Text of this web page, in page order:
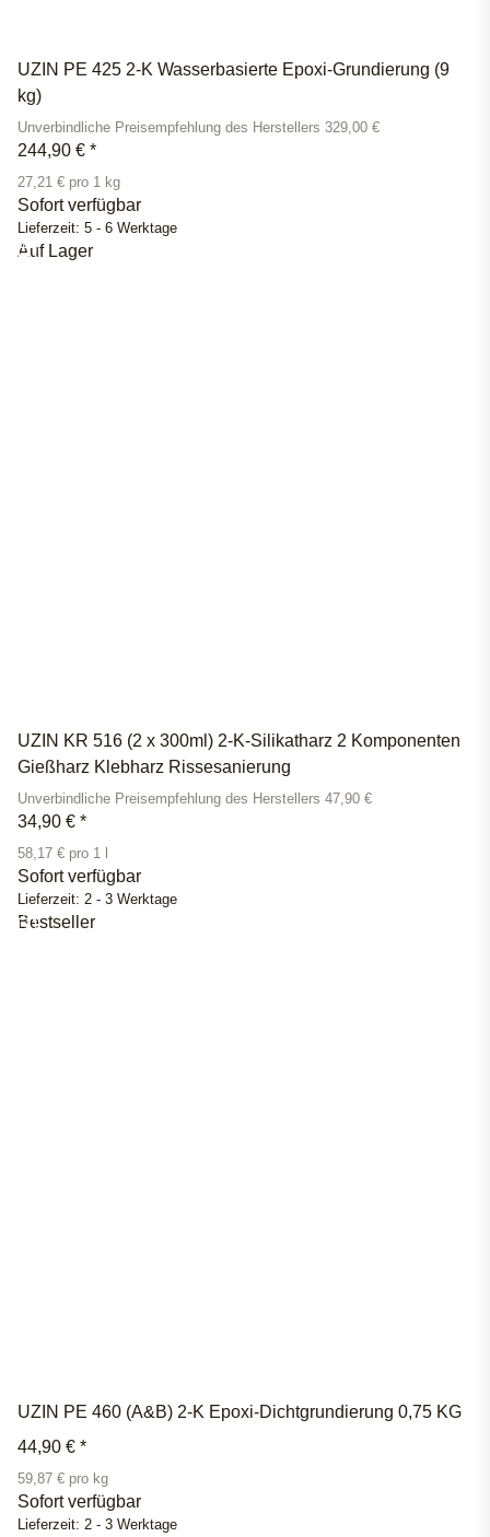
UZIN PE 425 2-K Wasserbasierte Epoxi-Grundierung (9
kg)
Unverbindliche Preisempfehlung des Herstellers 329,00 €
244,90 € *
27,21 € pro 1 kg
Sofort verfügbar
Lieferzeit: 5 - 6 Werktage
Auf Lager
UZIN KR 516 (2 x 300ml) 2-K-Silikatharz 2 Komponenten
Gießharz Klebharz Rissesanierung
Unverbindliche Preisempfehlung des Herstellers 47,90 €
34,90 € *
58,17 € pro 1 l
Sofort verfügbar
Lieferzeit: 2 - 3 Werktage
Bestseller
UZIN PE 460 (A&B) 2-K Epoxi-Dichtgrundierung 0,75 KG
44,90 € *
59,87 € pro kg
Sofort verfügbar
Lieferzeit: 2 - 3 Werktage